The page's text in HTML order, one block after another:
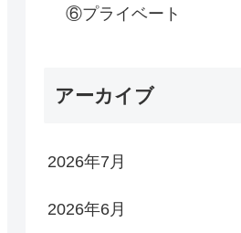
⑥プライベート
アーカイブ
2026年7月
2026年6月